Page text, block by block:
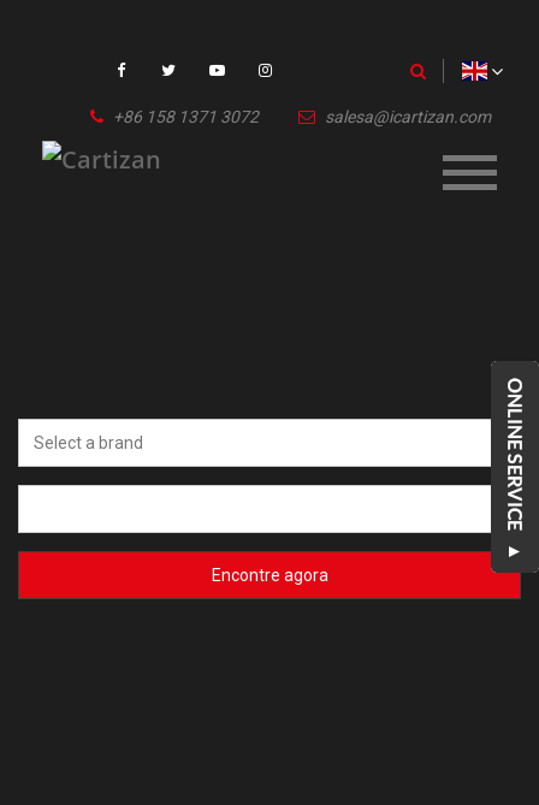
+86 158 1371 3072 salesa@icartizan.com
Encontre agora